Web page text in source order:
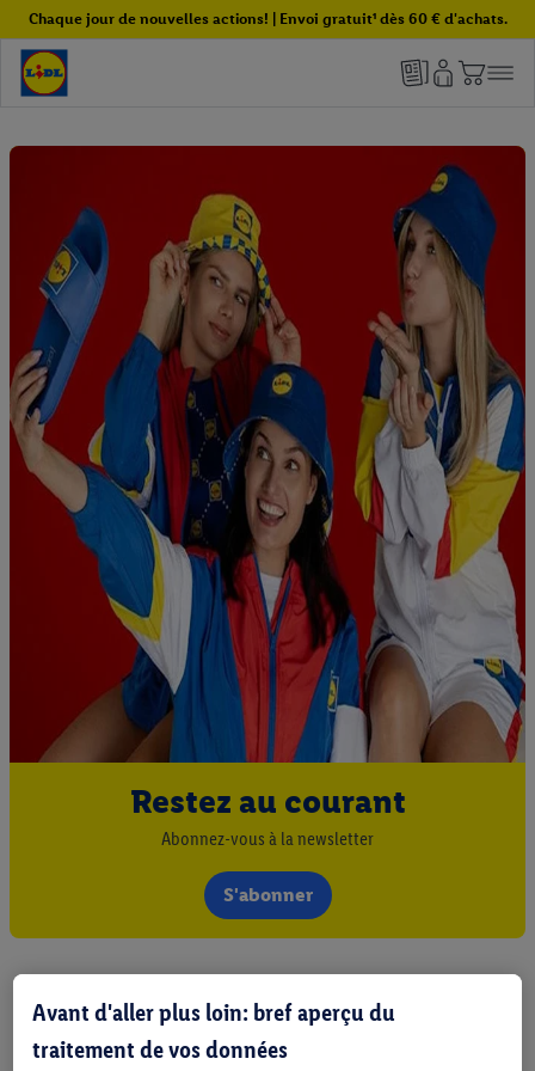
Chaque jour de nouvelles actions! | Envoi gratuit¹ dès 60 € d'achats.
Restez au courant
Abonnez-vous à la newsletter
S'abonner
Avant d'aller plus loin: bref aperçu du
traitement de vos données